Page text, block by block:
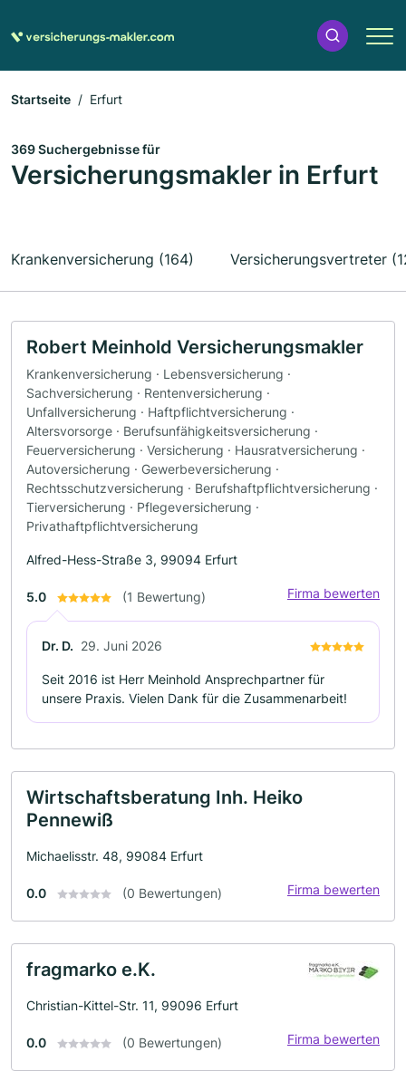
Startseite Erfurt
369 Suchergebnisse für
Versicherungsmakler in Erfurt
Krankenversicherung (164) Versicherungsvertreter
Robert Meinhold Versicherungsmakler
Krankenversicherung · Lebensversicherung ·
Sachversicherung · Rentenversicherung ·
Unfallversicherung · Haftpflichtversicherung ·
Altersvorsorge · Berufsunfähigkeitsversicherung ·
Feuerversicherung · Versicherung · Hausratversicherung ·
Autoversicherung · Gewerbeversicherung ·
Rechtsschutzversicherung · Berufshaftpflichtversicherung ·
Tierversicherung · Pflegeversicherung ·
Privathaftpflichtversicherung
Alfred-Hess-Straße 3, 99094 Erfurt
5.0 (1 Bewertung) Firma bewerten
Dr. D. 29. Juni 2026
Seit 2016 ist Herr Meinhold Ansprechpartner für
unsere Praxis. Vielen Dank für die Zusammenarbeit!
Wirtschaftsberatung Inh. Heiko
Pennewiß
Michaelisstr. 48, 99084 Erfurt
0.0 (0 Bewertungen) Firma bewerten
fragmarko e.K.
Christian-Kittel-Str. 11, 99096 Erfurt
0.0 (0 Bewertungen) Firma bewerten